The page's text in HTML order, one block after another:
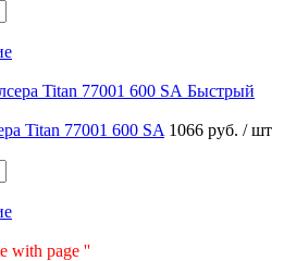
Быстрый
Titan 77001 600 SA 1066 руб. / шт
with page ''